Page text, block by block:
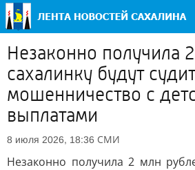
Незаконно получила
сахалинку будут
мошенничество с
выплатами
8 июля 2026, 18:36 СМИ
Незаконно получила 2 млн